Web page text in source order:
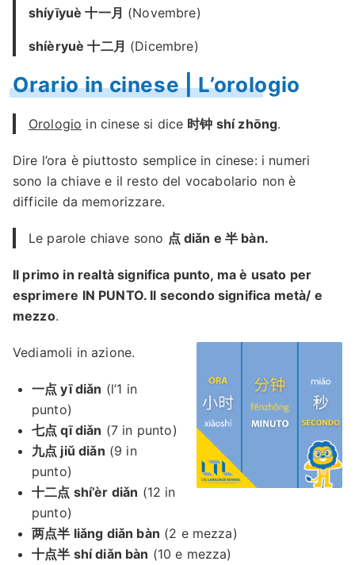
shíyīyuè 十一月 (Novembre)
shíèryuè 十二月 (Dicembre)
Orario in cinese | L’orologio
Orologio in cinese si dice 时钟 shí zhōng.
Dire l’ora è piuttosto semplice in cinese: i numeri
sono la chiave e il resto del vocabolario non è
difficile da memorizzare.
Le parole chiave sono 点 diǎn e 半 bàn.
Il primo in realtà significa punto, ma è usato per
esprimere IN PUNTO. Il secondo significa metà/ e
mezzo.
Vediamoli in azione.
一点 yī diǎn (l’1 in
punto)
七点 qī diǎn (7 in punto)
九点 jiǔ diǎn (9 in
punto)
十二点 shí’èr diǎn (12 in
punto)
两点半 liǎng diǎn bàn (2 e mezza)
十点半 shí diǎn bàn (10 e mezza)